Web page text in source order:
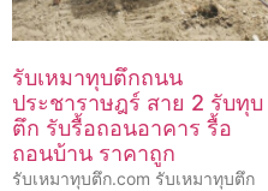
รับเหมาทุบตึกถนน
ประชาราษฎร์ สาย 2 รับทุบ
ตึก รับรื้อถอนอาคาร รื้อ
ถอนบ้าน ราคาถูก
รับเหมาทุบตึก.com รับเหมาทุบตึก